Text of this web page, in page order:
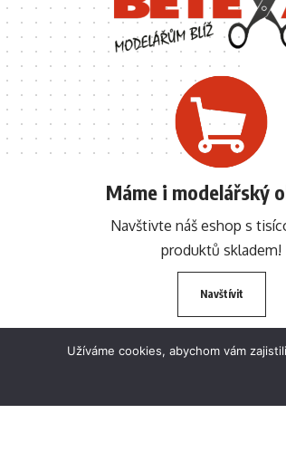
Máme i modelářský
Navštivte náš eshop s
produktů skladem!
Navštívit
Užíváme cookies, abychom vám